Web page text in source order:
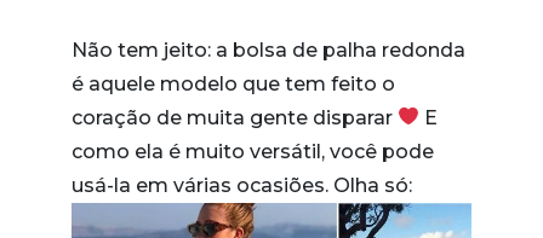
Não tem jeito: a bolsa de palha redonda
é aquele modelo que tem feito o
coração de muita gente disparar
E
como ela é muito versátil, você pode
usá-la em várias ocasiões. Olha só: